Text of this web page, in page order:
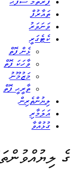
ތައާރުފް
ވަނަވަރު
ކެޓެގަރީ
ޅެން ފޮތް
ވާހަކަ ފޮތް
މަޒުމޫނު
ތާރީޙީ ފޮތް
ލިޔުންތެރިން
އަލަމާރި
ގުޅުއްވާ
ގެ